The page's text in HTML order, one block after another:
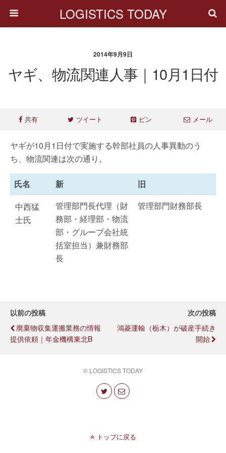
LOGISTICS TODAY
2014年9月9日
ヤギ、物流関連人事｜10月1日付
共有 ツイート ピン メール
ヤギが10月1日付で実施する幹部社員の人事異動のう
ち、物流関連は次の通り。
氏名 新
旧
中西猛
士氏
管理部門長代理（財
務部・経理部・物流
部・グループ会社統
括室担当）兼財務部
長
管理部門財務部長
以前の投稿
廃棄物収集運搬業務の情報
提供依頼｜年金機構東北B
次の投稿
鴻菱運輸（栃木）が破産手続き
開始
© LOGISTICS TODAY
トップに戻る